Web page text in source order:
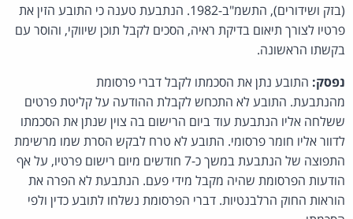
(בזק ושידורים), התשמ"ב-1982. הנתבעת טענה כי התובע הזין את
פרטיו לצורך תיאום בדיקת ראיה, הסכים לקבל תוכן שיווקי, והוסר עם
בקשתו הראשונה.
נפסק: התובע נתן את הסכמתו לקבל דברי פרסומת
מהנתבעת. התובע לא התכחש לקבלת ההודעה על קליטת פרטים
ששלחה אליו הנתבעת עוד ביום הרישום בה צוין שנתן את הסכמתו
לדוור אליו חומר פרסומי. התובע לא טרח לבקש הסרת שמו מרשימת
התפוצה של הנתבעת במשך כ-7 חודשים מיום רישום פרטיו, על אף
הודעות הפרסומת שהיה מקבל מידי פעם. הנתבעת לא הפרה את
הוראות החוק הרלבנטיות. דברי הפרסומת נשלחו לתובע כדין ולפי